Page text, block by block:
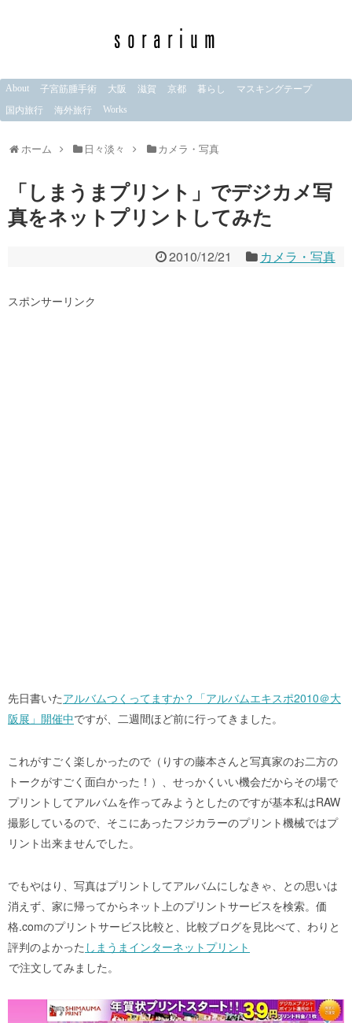
About 子宮筋腫手術 大阪 滋賀 京都 暮らし
マスキングテープ
国内旅行
海外旅行 Works
ホーム 日々淡々 カメラ・写真
「しまうまプリント」でデジカメ写
真をネットプリントしてみた
2010/12/21 カメラ・写真
スポンサーリンク
先日書いたアルバムつくってますか？「アルバムエキスポ2010＠大
阪展」開催中ですが、二週間ほど前に行ってきました。
これがすごく楽しかったので（りすの藤本さんと写真家のお二方の
トークがすごく面白かった！）、せっかくいい機会だからその場で
プリントしてアルバムを作ってみようとしたのですが基本私はRAW
撮影しているので、そこにあったフジカラーのプリント機械ではプ
リント出来ませんでした。
でもやはり、写真はプリントしてアルバムにしなきゃ、との思いは
消えず、家に帰ってからネット上のプリントサービスを検索。価
格.comのプリントサービス比較と、比較ブログを見比べて、わりと
評判のよかった しまうまインターネットプリント
で注文してみました。